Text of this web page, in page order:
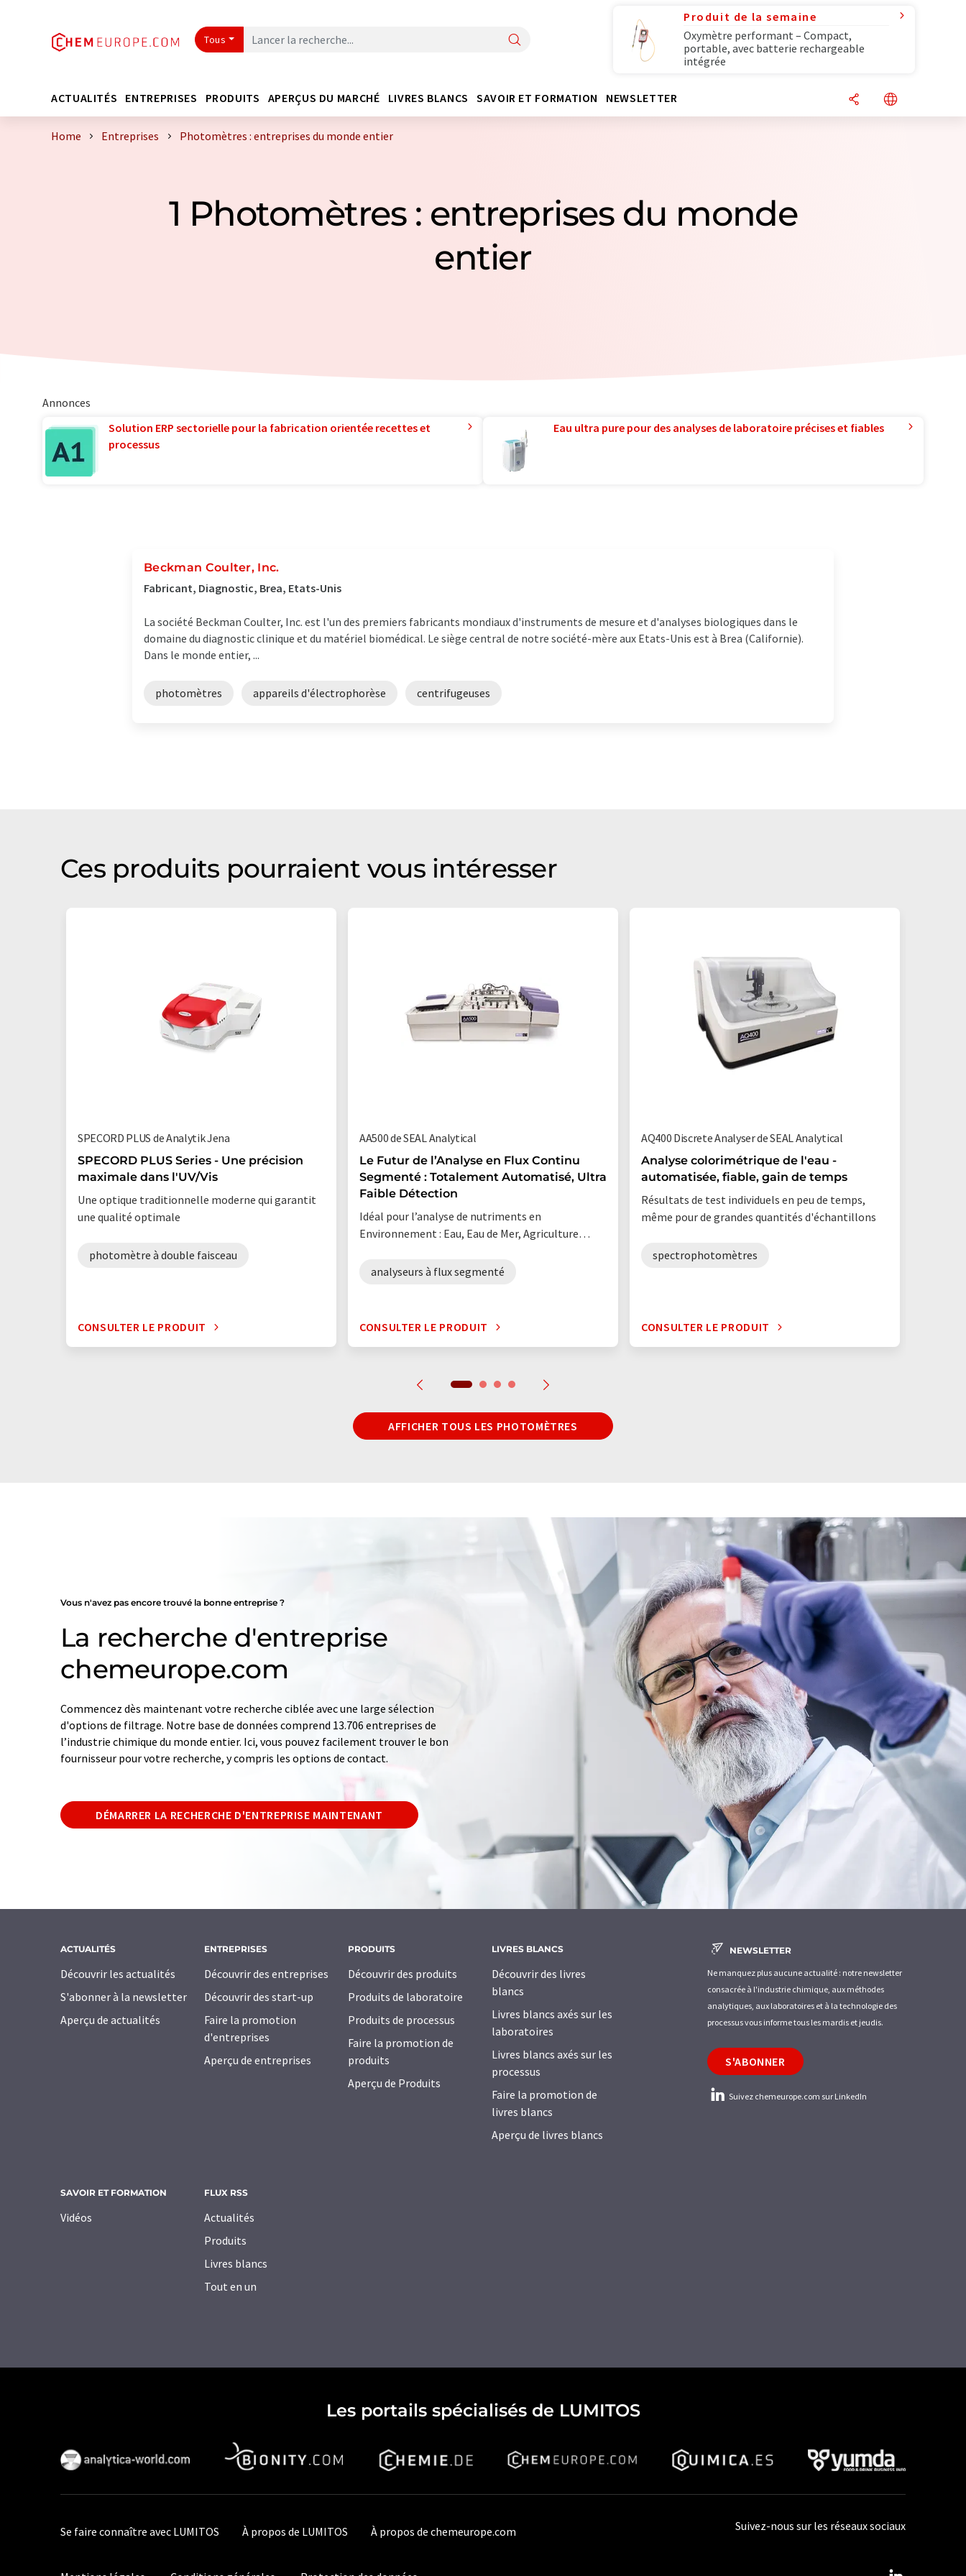
Tous
Produit de la semaine
Oxymètre performant – Compact,
portable, avec batterie rechargeable
intégrée
ACTUALITÉS ENTREPRISES PRODUITS APERÇUS DU MARCHÉ LIVRES BLANCS SAVOIR ET FORMATION NEWSLETTER
Home Entreprises Photomètres : entreprises du monde entier
1 Photomètres : entreprises du monde
entier
Annonces
Solution ERP sectorielle pour la fabrication orientée recettes et
processus
Eau ultra pure pour des analyses de laboratoire précises et fiables
Beckman Coulter, Inc.
Fabricant, Diagnostic, Brea, Etats-Unis
La société Beckman Coulter, Inc. est l'un des premiers fabricants mondiaux d'instruments de mesure et d'analyses biologiques dans le
domaine du diagnostic clinique et du matériel biomédical. Le siège central de notre société-mère aux Etats-Unis est à Brea (Californie).
Dans le monde entier, ...
photomètres appareils d'électrophorèse centrifugeuses
Ces produits pourraient vous intéresser
SPECORD PLUS de Analytik Jena
SPECORD PLUS Series - Une précision
maximale dans l'UV/Vis
Une optique traditionnelle moderne qui garantit
une qualité optimale
photomètre à double faisceau
CONSULTER LE PRODUIT
AA500 de SEAL Analytical
Le Futur de l’Analyse en Flux Continu
Segmenté : Totalement Automatisé, Ultra
Faible Détection
Idéal pour l’analyse de nutriments en
Environnement : Eau, Eau de Mer, Agriculture…
analyseurs à flux segmenté
CONSULTER LE PRODUIT
AQ400 Discrete Analyser de SEAL Analytical
Analyse colorimétrique de l'eau -
automatisée, fiable, gain de temps
Résultats de test individuels en peu de temps,
même pour de grandes quantités d'échantillons
spectrophotomètres
CONSULTER LE PRODUIT
AFFICHER TOUS LES PHOTOMÈTRES
Vous n'avez pas encore trouvé la bonne entreprise ?
La recherche d'entreprise
chemeurope.com
Commencez dès maintenant votre recherche ciblée avec une large sélection
d'options de filtrage. Notre base de données comprend 13.706 entreprises de
l’industrie chimique du monde entier. Ici, vous pouvez facilement trouver le bon
fournisseur pour votre recherche, y compris les options de contact.
DÉMARRER LA RECHERCHE D'ENTREPRISE MAINTENANT
ACTUALITÉS
Découvrir les actualités
S'abonner à la newsletter
Aperçu de actualités
ENTREPRISES
Découvrir des entreprises
Découvrir des start-up
Faire la promotion
d'entreprises
Aperçu de entreprises
PRODUITS
Découvrir des produits
Produits de laboratoire
Produits de processus
Faire la promotion de
produits
Aperçu de Produits
LIVRES BLANCS
Découvrir des livres
blancs
Livres blancs axés sur les
laboratoires
Livres blancs axés sur les
processus
Faire la promotion de
livres blancs
Aperçu de livres blancs
SAVOIR ET FORMATION
Vidéos
FLUX RSS
Actualités
Produits
Livres blancs
Tout en un
NEWSLETTER
Ne manquez plus aucune actualité : notre newsletter
consacrée à l'industrie chimique, aux méthodes
analytiques, aux laboratoires et à la technologie des
processus vous informe tous les mardis et jeudis.
S'ABONNER
Suivez chemeurope.com sur LinkedIn
Les portails spécialisés de LUMITOS
Se faire connaître avec LUMITOS À propos de LUMITOS À propos de chemeurope.com Suivez-nous sur les réseaux sociaux